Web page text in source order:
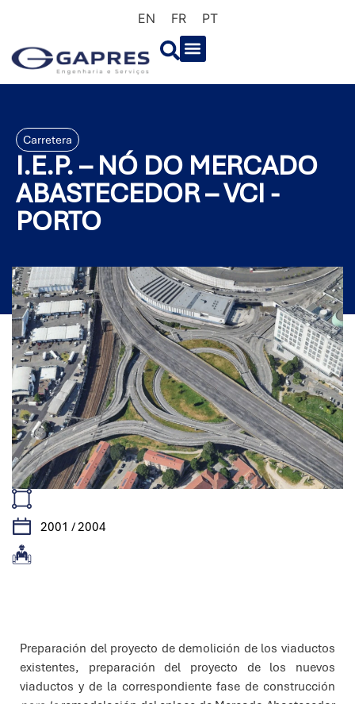
EN FR PT
Carretera
I.E.P. – NÓ DO MERCADO
ABASTECEDOR – VCI -
PORTO
2001 / 2004
Preparación del proyecto de demolición de los viaductos
existentes, preparación del proyecto de los nuevos
viaductos y de la correspondiente fase de construcción